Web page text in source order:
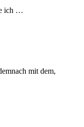
ich …
mit dem,